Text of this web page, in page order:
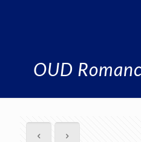
OUD